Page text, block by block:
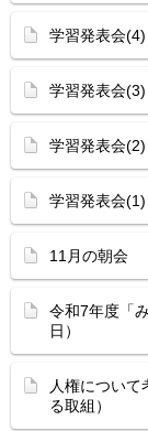
学習発表会(4)
学習発表会(3)
学習発表会(2)
学習発表会(1)
11月の朝会
令和7年度「
日）
人権について
る取組）